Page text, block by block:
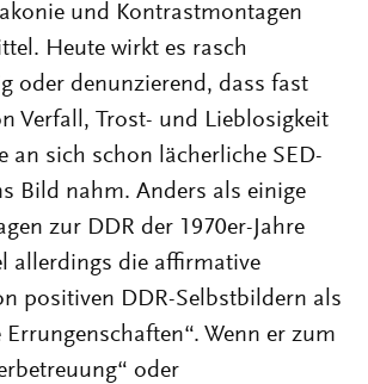
und Kontrastmontagen
Heute wirkt es rasch
oder denunzierend, dass fast
Verfall, Trost- und Lieblosigkeit
an sich schon lächerliche SED-
Bild nahm. Anders als einige
zur DDR der 1970er-Jahre
allerdings die affirmative
positiven DDR-Selbstbildern als
Wenn er zum
oder